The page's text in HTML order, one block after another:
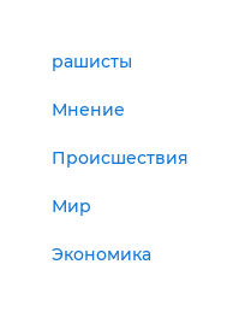
рашисты
Мнение
Происшествия
Мир
Экономика